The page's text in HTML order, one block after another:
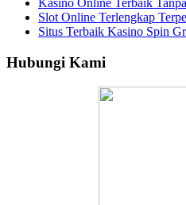
Kasino Online Terbaik
Slot Online Terlengkap
Situs Terbaik Kasino Spin
Hubungi Kami